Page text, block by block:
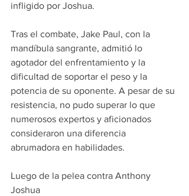
infligido por Joshua.
Tras el combate, Jake Paul, con la
mandíbula sangrante, admitió lo
agotador del enfrentamiento y la
dificultad de soportar el peso y la
potencia de su oponente. A pesar de su
resistencia, no pudo superar lo que
numerosos expertos y aficionados
consideraron una diferencia
abrumadora en habilidades.
Luego de la pelea contra Anthony
Joshua